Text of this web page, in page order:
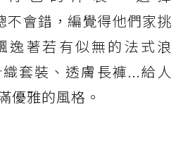
不會錯，編覺得他們家挑
逸著若有似無的法式浪
套裝、透膚長褲...給人
優雅的風格。